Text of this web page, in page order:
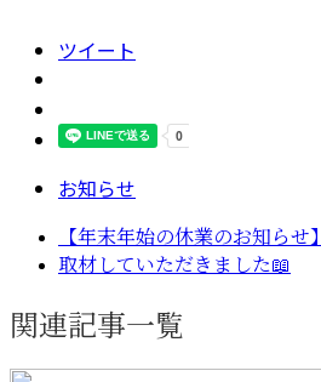
ツイート
お知らせ
【年末年始の休業のお知らせ】
取材していただきました📖
関連記事一覧